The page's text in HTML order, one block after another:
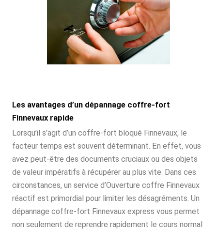
Les avantages d’un dépannage coffre-fort
Finnevaux rapide
Lorsqu’il s’agit d’un coffre-fort bloqué Finnevaux, le
facteur temps est souvent déterminant. En effet, vous
avez peut-être des documents cruciaux ou des objets
de valeur impératifs à récupérer au plus vite. Dans ces
circonstances, un service d’Ouverture coffre Finnevaux
réactif est primordial pour limiter les désagréments. Un
dépannage coffre-fort Finnevaux express vous permet
non seulement de reprendre rapidement le cours normal